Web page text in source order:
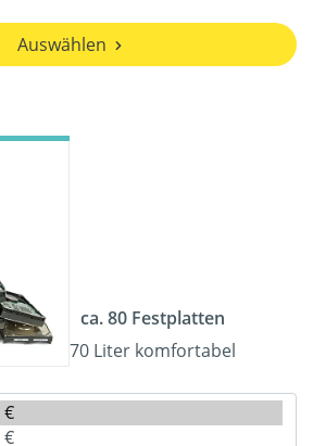
Auswählen
ca. 80 Festplatten
70 Liter komfortabel